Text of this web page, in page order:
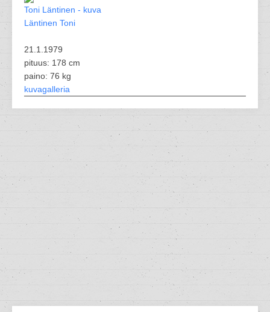
Läntinen Toni
21.1.1979
pituus: 178 cm
paino: 76 kg
kuvagalleria